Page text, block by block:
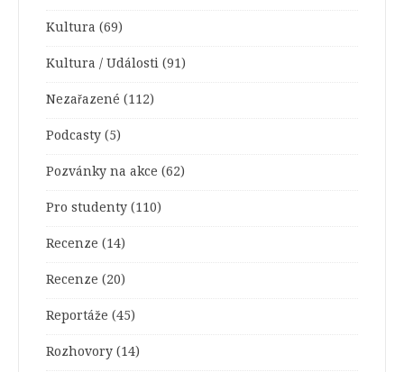
Kultura (69)
Kultura / Události (91)
Nezařazené (112)
Podcasty (5)
Pozvánky na akce (62)
Pro studenty (110)
Recenze (14)
Recenze (20)
Reportáže (45)
Rozhovory (14)